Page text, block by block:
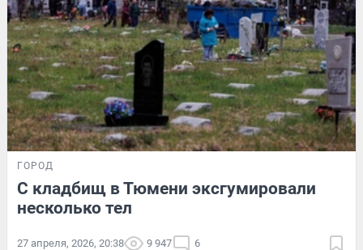
ГОРОД
С кладбищ в Тюмени эксгумировали
несколько тел
27 апреля, 2026, 20:38 9 947 6